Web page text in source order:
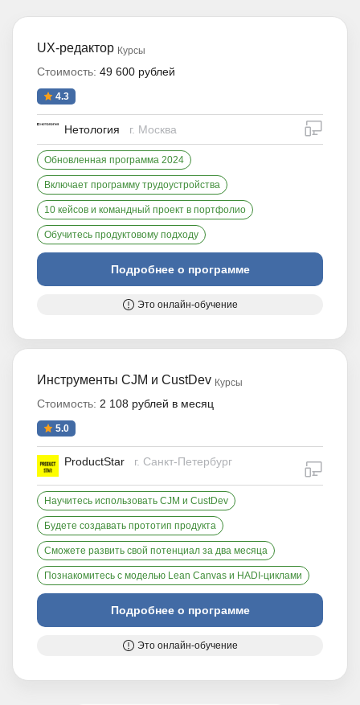
UX-редактор Курсы
Стоимость: 49 600 рублей
4.3
Нетология г. Москва
Обновленная программа 2024
Включает программу трудоустройства
10 кейсов и командный проект в портфолио
Обучитесь продуктовому подходу
Подробнее о программе
Это онлайн-обучение
Инструменты CJM и CustDev Курсы
Стоимость: 2 108 рублей в месяц
5.0
ProductStar г. Санкт-Петербург
Научитесь использовать CJM и CustDev
Будете создавать прототип продукта
Сможете развить свой потенциал за два месяца
Познакомитесь с моделью Lean Canvas и HADI-циклами
Подробнее о программе
Это онлайн-обучение